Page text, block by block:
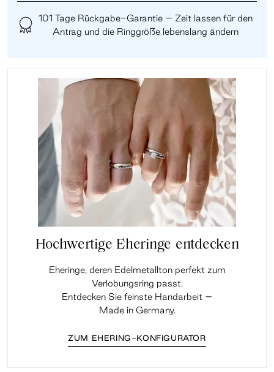
101 Tage Rückgabe-Garantie – Zeit lassen für den
Antrag und die Ringgröße lebenslang ändern
Hochwertige Eheringe entdecken
Eheringe, deren Edelmetallton perfekt zum
Verlobungsring passt.
Entdecken Sie feinste Handarbeit –
Made in Germany.
ZUM EHERING-KONFIGURATOR